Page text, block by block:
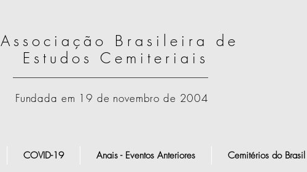
Associação Brasileira de
Estudos Cemiteriais
Fundada em 19 de novembro de 2004
COVID-19 Anais - Eventos Anteriores Cemitérios do Brasil